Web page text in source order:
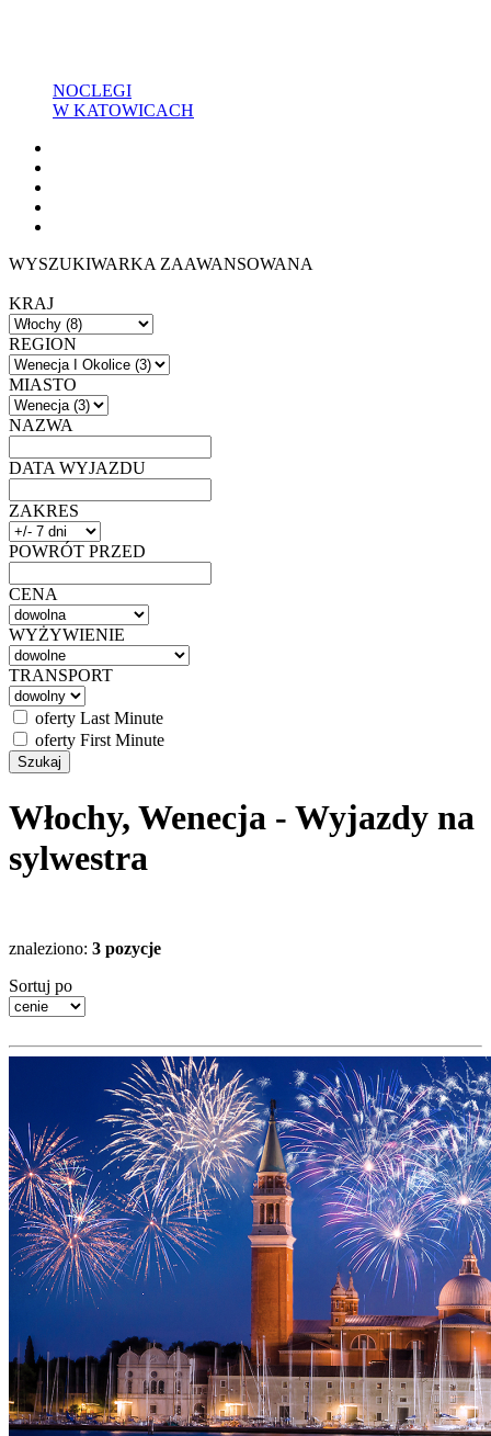
NOCLEGI
W KATOWICACH
WYSZUKIWARKA ZAAWANSOWANA
KRAJ
REGION
MIASTO
NAZWA
DATA WYJAZDU
ZAKRES
POWRÓT PRZED
CENA
WYŻYWIENIE
TRANSPORT
oferty Last Minute
oferty First Minute
Włochy, Wenecja - Wyjazdy na
sylwestra
znaleziono: 3 pozycje
Sortuj po